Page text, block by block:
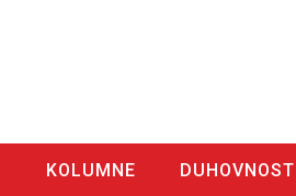
KOLUMNE DUHOVNOST